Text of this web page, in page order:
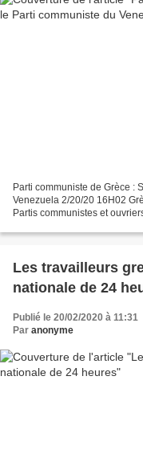
Parti communiste de Grèce :
Venezuela 2/20/20 16H02
Partis communistes et
Les travailleurs
nationale de 24
Publié le 20/02/2020 à 11:31
Par anonyme